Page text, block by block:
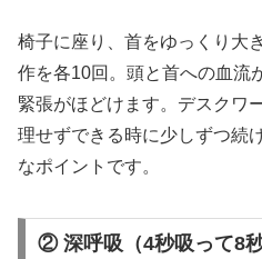
椅子に座り、首をゆっくり大
作を各10回。頭と首への血流
緊張がほどけます。デスクワ
理せずできる時に少しずつ続
なポイントです。
② 深呼吸（4秒吸って8秒